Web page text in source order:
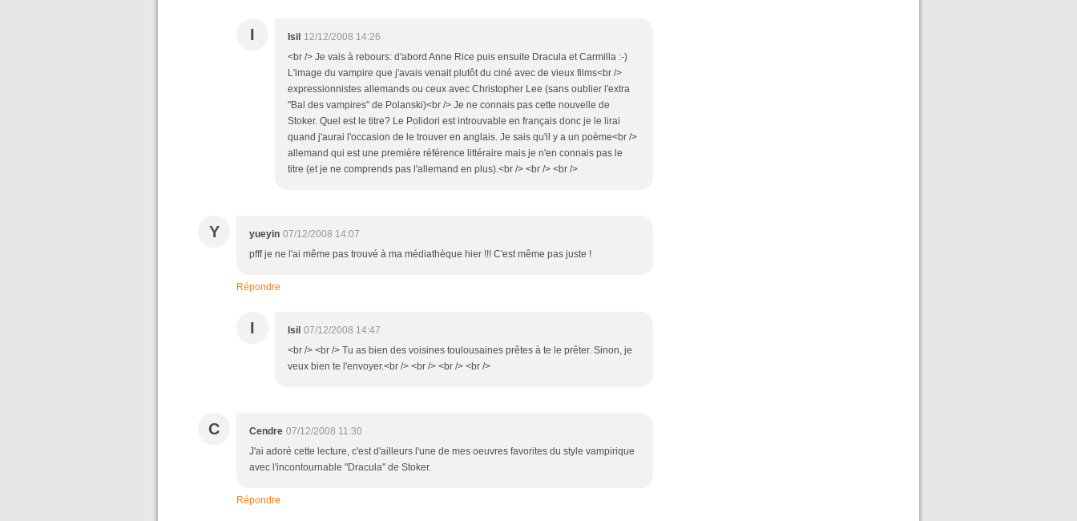
I Isil 12/12/2008 14:26
<br /> Je vais à rebours: d'abord Anne Rice puis ensuite Dracula et Carmilla :-)
L'image du vampire que j'avais venait plutôt du ciné avec de vieux films<br />
expressionnistes allemands ou ceux avec Christopher Lee (sans oublier l'extra
"Bal des vampires" de Polanski)<br /> Je ne connais pas cette nouvelle de
Stoker. Quel est le titre? Le Polidori est introuvable en français donc je le lirai
quand j'aurai l'occasion de le trouver en anglais. Je sais qu'il y a un poème<br />
allemand qui est une première référence littéraire mais je n'en connais pas le
titre (et je ne comprends pas l'allemand en plus).<br /> <br /> <br />
Y yueyin 07/12/2008 14:07
pfff je ne l'ai même pas trouvé à ma médiathèque hier !!! C'est même pas juste !
Répondre
I Isil 07/12/2008 14:47
<br /> <br /> Tu as bien des voisines toulousaines prêtes à te le prêter. Sinon, je
veux bien te l'envoyer.<br /> <br /> <br /> <br />
C Cendre 07/12/2008 11:30
J'ai adoré cette lecture, c'est d'ailleurs l'une de mes oeuvres favorites du style vampirique
avec l'incontournable "Dracula" de Stoker.
Répondre